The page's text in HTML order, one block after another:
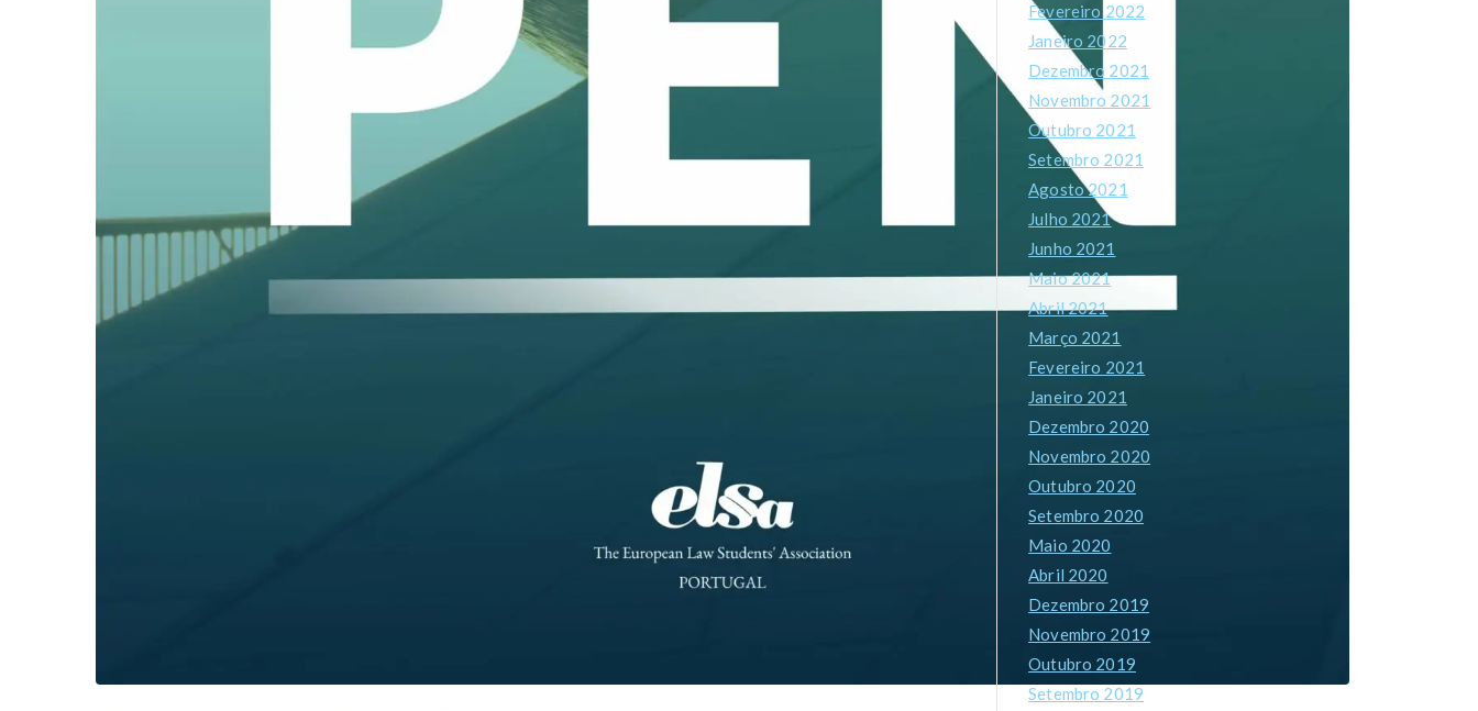
Fevereiro 2022
Janeiro 2022
Dezembro 2021
Novembro 2021
Outubro 2021
Setembro 2021
Agosto 2021
Julho 2021
Junho 2021
Maio 2021
Abril 2021
Março 2021
Fevereiro 2021
Janeiro 2021
Dezembro 2020
Novembro 2020
Outubro 2020
Setembro 2020
Maio 2020
Abril 2020
Dezembro 2019
Novembro 2019
Outubro 2019
Setembro 2019